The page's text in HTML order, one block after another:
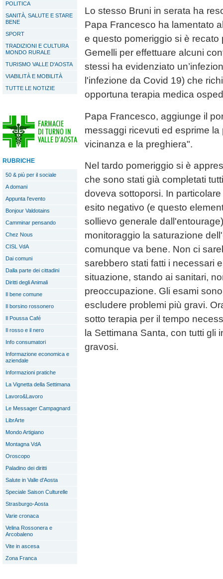
POLITICA
SANITÀ, SALUTE E STARE
BENE
SPORT
TRADIZIONI E CULTURA
MONDO RURALE
TURISMO VALLE D'AOSTA
VIABILITÀ E MOBILITÀ
TUTTE LE NOTIZIE
RUBRICHE
50 & più per il sociale
A domani
Appunta l'evento
Bonjour Valdotains
Camminar pensando
Chez Nous
CISL VdA
Dai comuni
Dalla parte dei cittadini
Diritti degli Animali
Il bene comune
Il borsino rossonero
Il Poussa Café
Il rosso e il nero
Info consumatori
Informazione economica e
aziendale
Informazioni pratiche
La Vignetta della Settimana
Lavoro&Lavoro
Le Messager Campagnard
LibrArte
Mondo Artigiano
Montagna VdA
Oroscopo
Paladino dei diritti
Salute in Valle d'Aosta
Speciale Saison Culturelle
Strasburgo-Aosta
Varie cronaca
Velina Rossonera e
Arcobaleno
Vite in ascesa
Zona Franca
Lo stesso Bruni in serata ha
Papa Francesco ha lamentato
e questo pomeriggio si è recato
Gemelli per effettuare alcuni
stessi ha evidenziato
l'infezione da Covid 19) che
opportuna terapia medica
Papa Francesco, aggiunge il
messaggi ricevuti ed esprime
vicinanza e la preghiera".
Nel tardo pomeriggio si è
che sono stati già completati
doveva sottoporsi. In
esito negativo (e questo
sollievo generale
monitoraggio la saturazione
comunque va bene. Non ci
sarebbero stati fatti i necessari
situazione, stando ai sanitari,
preoccupazione. Gli esami
escludere problemi più gravi.
sotto terapia per il tempo
la Settimana Santa, con tutti gli
gravosi.